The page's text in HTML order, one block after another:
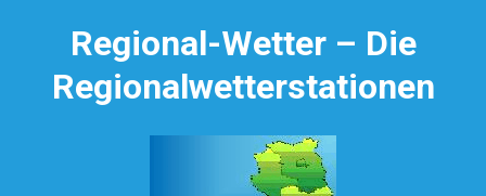
Regional-Wetter – Die
Regionalwetterstationen